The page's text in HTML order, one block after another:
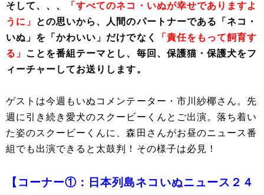
そして、、、
「すべてのネコ・いぬが幸せでありますよ
うに」
との思いから、人間のパートナーである「ネコ・
いぬ」を「かわいい」だけでなく
「責任をもって飼育す
る」
ことを番組テーマとし、毎回、保護猫・保護犬をフ
ィーチャーしてお送りします。
ゲストは今週もいぬコメンテーター・市川紗椰さん。先
週に引き続き愛犬のスクービーくんとご出演。落ち着い
た姿のスクービーくんに、森田さんがお昼のニュース番
組でも出演できると太鼓判！その様子は必見！
【コーナー①：日本列島ネコいぬニュース２４